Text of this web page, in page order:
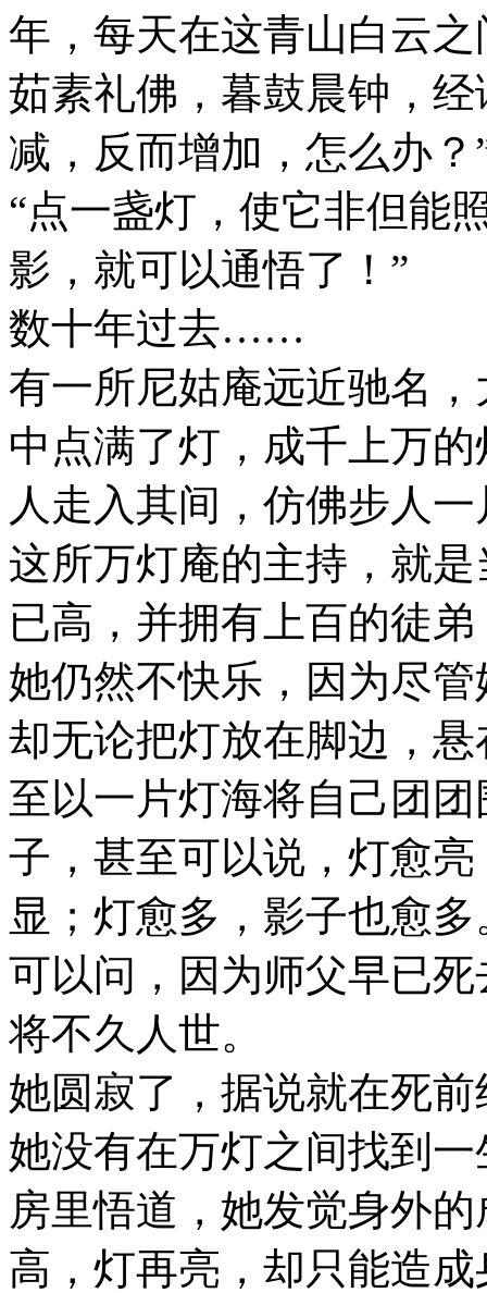
年，每天在这青山白云之
茹素礼佛，暮鼓晨钟，
减，反而增加，怎么办？
“点一盏灯，使它非但能
影，就可以通悟了！”
数十年过去……
有一所尼姑庵远近驰名
中点满了灯，成千上万的
人走入其间，仿佛步人
这所万灯庵的主持，就
已高，并拥有上百的徒
她仍然不快乐，因为尽
却无论把灯放在脚边，
至以一片灯海将自己团
子，甚至可以说，灯愈
显；灯愈多，影子也愈
可以问，因为师父早已
将不久人世。
她圆寂了，据说就在死
她没有在万灯之间找到
房里悟道，她发觉身外
高，灯再亮，却只能造